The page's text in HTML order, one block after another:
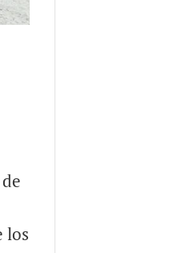
los